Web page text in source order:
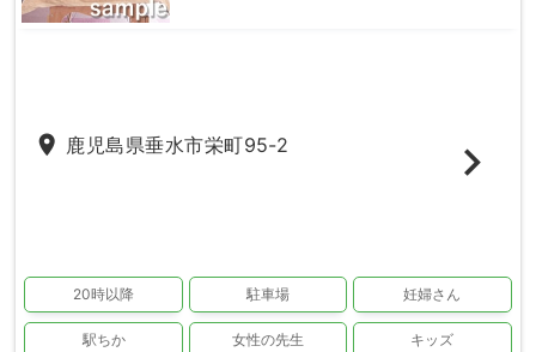
place 鹿児島県垂水市栄町95-2
20時以降 駐車場 妊婦さん
駅ちか 女性の先生 キッズ